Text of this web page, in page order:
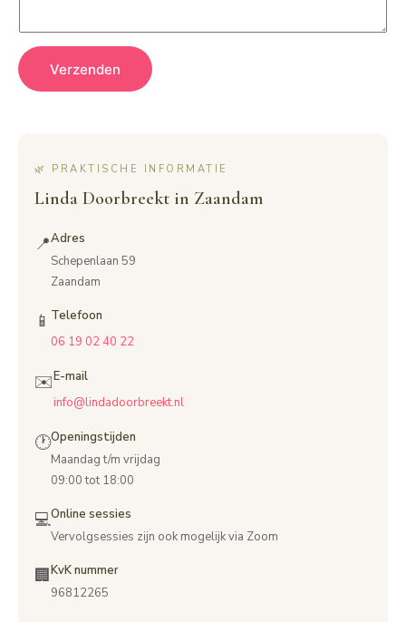
Verzenden
🌿 PRAKTISCHE INFORMATIE
Linda Doorbreekt in Zaandam
📍Adres
Schepenlaan 59
Zaandam
📱 Telefoon
06 19 02 40 22
✉️E-mail
info@lindadoorbreekt.nl
🕐Openingstijden
Maandag t/m vrijdag
09:00 tot 18:00
💻Online sessies
Vervolgsessies zijn ook mogelijk via Zoom
🏢KvK nummer
96812265